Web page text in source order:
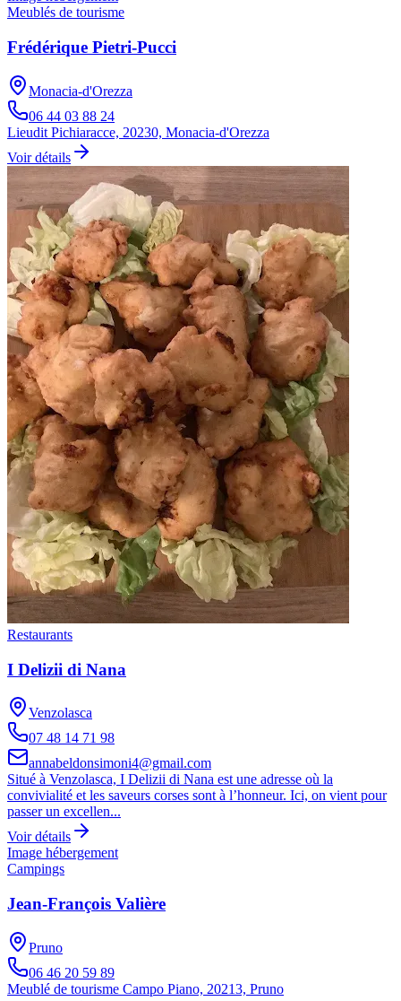
Meublés de tourisme
Frédérique Pietri-Pucci
Monacia-d'Orezza
06 44 03 88 24
Lieudit Pichiaracce, 20230, Monacia-d'Orezza
Voir détails
Restaurants
I Delizii di Nana
Venzolasca
07 48 14 71 98
annabeldonsimoni4@gmail.com
Situé à Venzolasca, I Delizii di Nana est une adresse où la
convivialité et les saveurs corses sont à l’honneur. Ici, on vient pour
passer un excellen...
Voir détails
Image hébergement
Campings
Jean-François Valière
Pruno
06 46 20 59 89
Meublé de tourisme Campo Piano, 20213, Pruno